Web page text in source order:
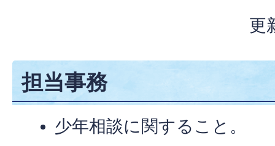
更
担当事務
少年相談に関すること。